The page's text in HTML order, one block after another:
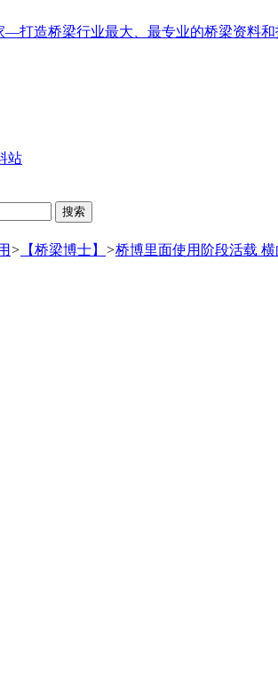
站
搜索
> 【桥梁博士】 >桥博里面使用阶段活载